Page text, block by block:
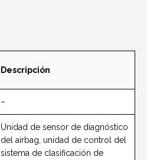
Descripción
–
Unidad de sensor de diagnóstico
del airbag, unidad de control del
sistema de clasificación de